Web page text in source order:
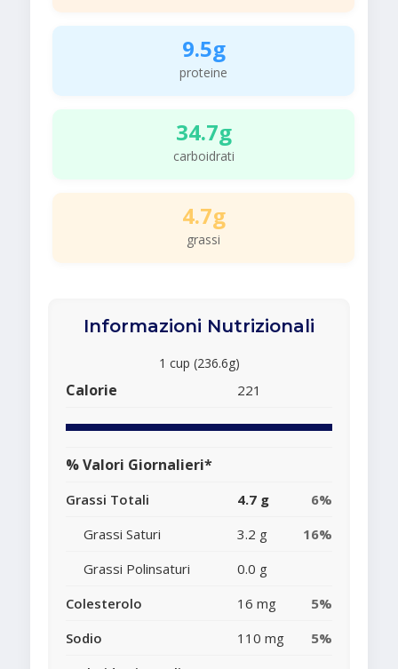
9.5g
proteine
34.7g
carboidrati
4.7g
grassi
Informazioni Nutrizionali
1 cup (236.6g)
Calorie 221
% Valori Giornalieri*
Grassi Totali 4.7 g
6%
Grassi Saturi
3.2 g
16%
Grassi Polinsaturi
0.0 g
Colesterolo
16 mg
5%
Sodio
110 mg
5%